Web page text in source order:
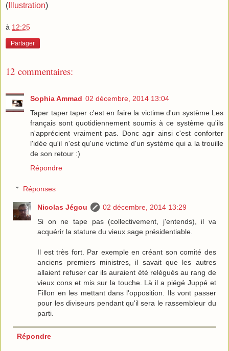
( Illustration)
à 12:25
Partager
12 commentaires:
Sophia Ammad 02 décembre, 2014 13:04
Taper taper taper c'est en faire la victime d'un système Les
français sont quotidiennement soumis à ce système qu'ils
n'apprécient vraiment pas. Donc agir ainsi c'est conforter
l'idée qu'il n'est qu'une victime d'un système qui a la trouille
de son retour :)
Répondre
Réponses
Nicolas Jégou
02 décembre, 2014 13:29
Si on ne tape pas (collectivement, j'entends), il va
acquérir la stature du vieux sage présidentiable.
Il est très fort. Par exemple en créant son comité des
anciens premiers ministres, il savait que les autres
allaient refuser car ils auraient été relégués au rang de
vieux cons et mis sur la touche. Là il a piégé Juppé et
Fillon en les mettant dans l'opposition. Ils vont passer
pour les diviseurs pendant qu'il sera le rassembleur du
parti.
Répondre